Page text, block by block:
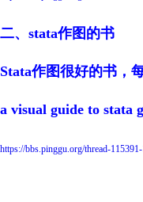
二、stata作图的书
Stata作图很好的书，
a visual guide to stata
https://bbs.pinggu.org/thread-